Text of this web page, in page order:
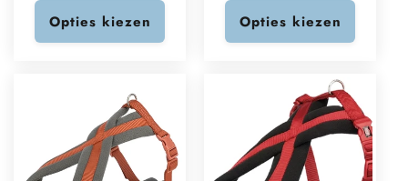
Opties kiezen Opties kiezen